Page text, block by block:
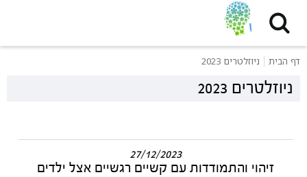
דף הבית ניוזלטרים 2023
ניוזלטרים 2023
27/12/2023
זיהוי והתמודדות עם קשיים רגשיים אצל ילדים